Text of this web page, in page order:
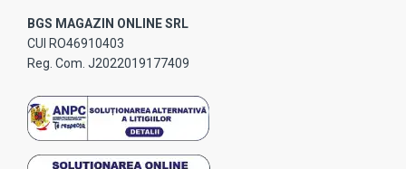
BGS MAGAZIN ONLINE SRL
CUI RO46910403
Reg. Com. J2022019177409